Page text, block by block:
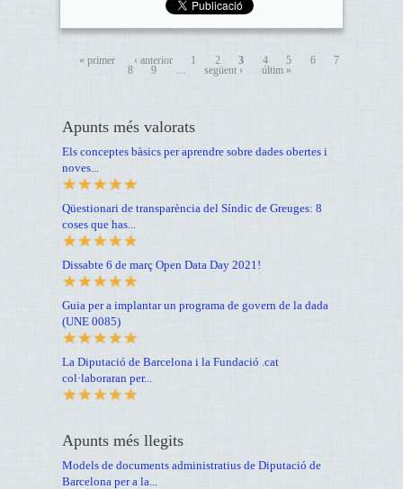
« primer ‹ anterior 1 2 3 4 5 6
7
8
9 … següent › últim »
Apunts més valorats
Els conceptes bàsics per aprendre sobre dades obertes i
noves...
Qüestionari de transparència del Síndic de Greuges: 8
coses que has...
Dissabte 6 de març Open Data Day 2021!
Guia per a implantar un programa de govern de la dada
(UNE 0085)
La Diputació de Barcelona i la Fundació .cat
col·laboraran per...
Apunts més llegits
Models de documents administratius de Diputació de
Barcelona per a la...